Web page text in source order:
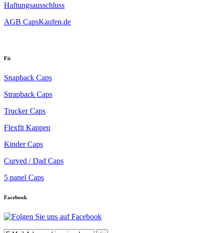
Haftungsausschluss
AGB CapsKaufen.de
Fit
Snapback Caps
Strapback Caps
Trucker Caps
Flexfit Kappen
Kinder Caps
Curved / Dad Caps
5 panel Caps
Facebook